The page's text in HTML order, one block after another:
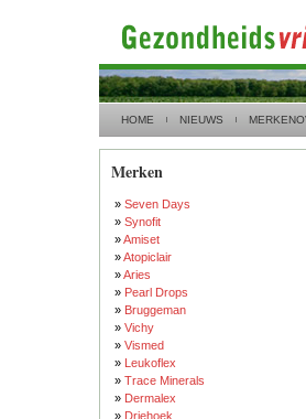
HOME NIEUWS
Merken
» Seven Days
» Synofit
»Amiset
»Atopiclair
»Aries
» Pearl Drops
» Bruggeman
» Vichy
» Vismed
» Leukoflex
» Trace Minerals
» Dermalex
» Driehoek